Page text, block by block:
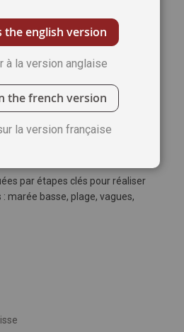
ce produit
par étapes clés pour réaliser
marée basse, plage, vagues,
the english version
à la version anglaise
the french version
la version française